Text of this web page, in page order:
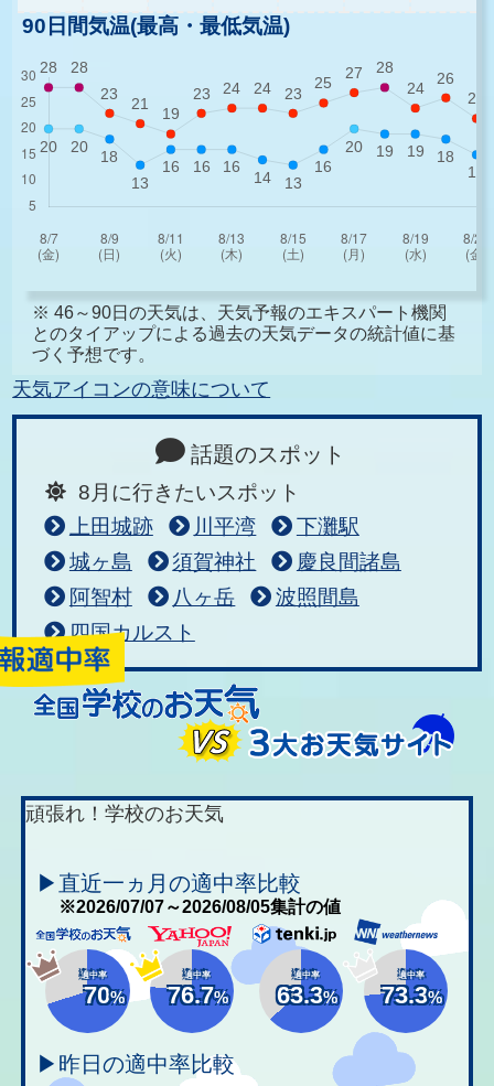
90日間気温(最高・最低気温)
※ 46～90日の天気は、天気予報のエキスパート機関
とのタイアップによる過去の天気データの統計値に基
づく予想です。
天気アイコンの意味について
話題のスポット
8月に行きたいスポット
上田城跡
川平湾
下灘駅
城ヶ島
須賀神社
慶良間諸島
阿智村
八ヶ岳
波照間島
四国カルスト
頑張れ！学校のお天気
▶直近一ヵ月の適中率比較
※2026/07/07～2026/08/05集計の値
適中率
70%
適中率
76.7%
適中率
63.3%
適中率
73.3%
▶昨日の適中率比較